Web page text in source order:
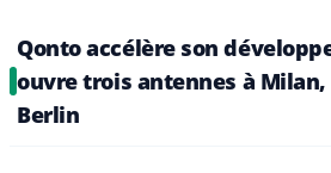
Qonto accélère son
ouvre trois antennes à
Berlin